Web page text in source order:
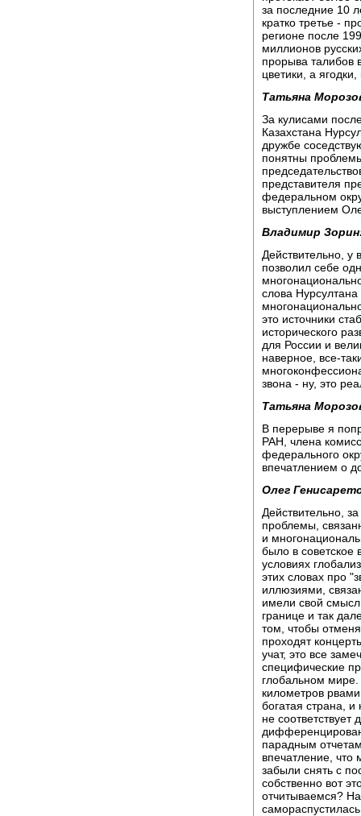
за последние 10
кратко третье -
регионе после
миллионов
прорыва талибов
цветики, а
Татьяна
За кулисами
Казахстана
дружбе
понятны
представителя
федеральном
выступлением
Владимир
Действительно, у
позволил себе
слова
это источники
исторического
для России и
наверное, все-
звона - ну, это
Татьяна
В перерыве я
РАН, члена
федерального
впечатлением о
Олег
Действительно,
проблемы,
и
было в советское
условиях
этих словах про
иллюзиями,
имели свой
границе и так
том, чтобы
проходят
учат, это все
специфические
глобальном
километров
богатая страна,
не
парадным
впечатление, что
забыли снять с
собственно вот
отчитываемся?